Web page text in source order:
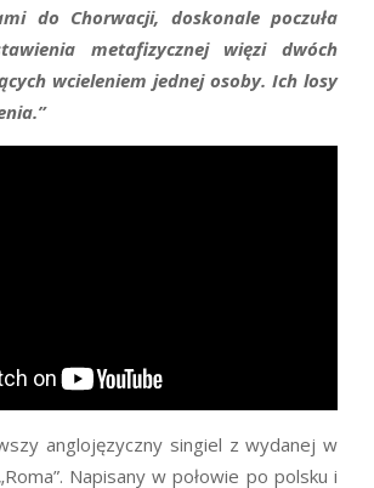
do Chorwacji, doskonale poczuła
metafizycznej więzi dwóch
wcieleniem jednej osoby. Ich losy
anglojęzyczny singiel z wydanej w
Napisany w połowie po polsku i